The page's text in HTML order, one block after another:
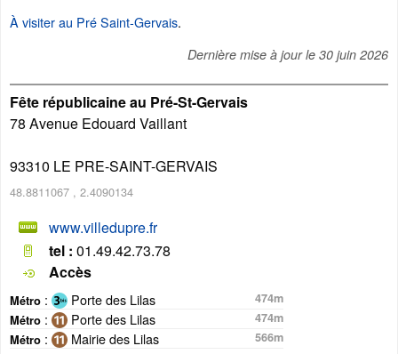
À visiter au Pré Saint-Gervais.
Dernière mise à jour le 30 juin 2026
Fête républicaine au Pré-St-Gervais
78 Avenue Edouard Vaillant
93310 LE PRE-SAINT-GERVAIS
48.8811067 , 2.4090134
www.villedupre.fr
tel : 01.49.42.73.78
Accès
Métro : Porte des Lilas
474m
Métro : Porte des Lilas
474m
Métro : Mairie des Lilas
566m